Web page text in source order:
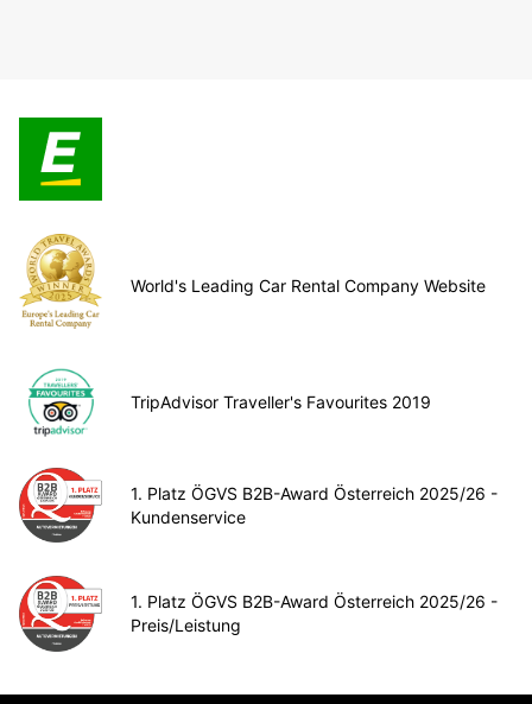
World's Leading Car Rental Company Website
TripAdvisor Traveller's Favourites 2019
1. Platz ÖGVS B2B-Award Österreich 2025/26 -
Kundenservice
1. Platz ÖGVS B2B-Award Österreich 2025/26 -
Preis/Leistung